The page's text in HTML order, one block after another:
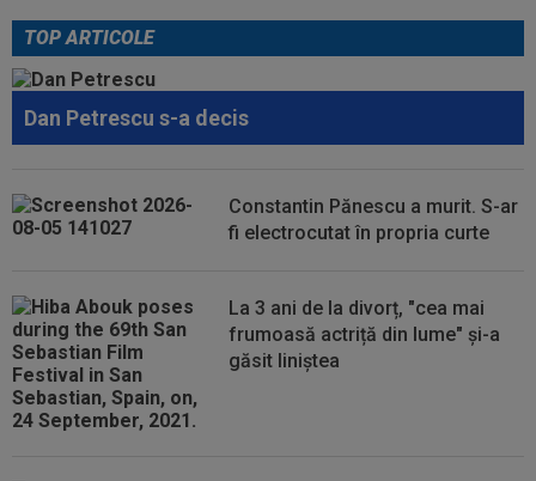
20:00 EXCLUSIV
Pițurcă a răbufnit după ce FCSB a
anunțat că l-a transferat pe ”cel mai bun...
19:59 LIVE VIDEO&TEXT
19:55 VIDEO
Momente de panică la KuPS -
Univeristatea Craiova! Ambulanța a intrat pe teren...
problemele lui Cătălin Cîrjan: "Are de suferit"
19:19
Tragic: cel mai bun din istorie a murit subit, la
43 de ani. Solicitarea...
TOP ARTICOLE
Dan Petrescu s-a decis
Constantin Pănescu a murit. S-ar
fi electrocutat în propria curte
La 3 ani de la divorț, "cea mai
frumoasă actriță din lume" și-a
găsit liniștea